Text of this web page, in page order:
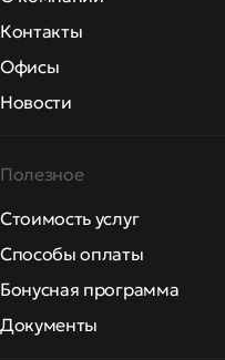
Контакты
Офисы
Новости
Полезное
Стоимость услуг
Способы оплаты
Бонусная программа
Документы